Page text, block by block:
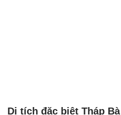
Di tích đặc biệt Tháp